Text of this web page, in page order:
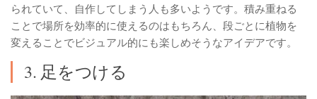
られていて、自作してしまう人も多いようです。積み重ねる
ことで場所を効率的に使えるのはもちろん、段ごとに植物を
変えることでビジュアル的にも楽しめそうなアイデアです。
3. 足をつける